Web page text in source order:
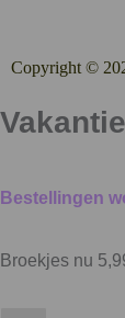
Copyright ©
Bestellingen
Broekjes nu